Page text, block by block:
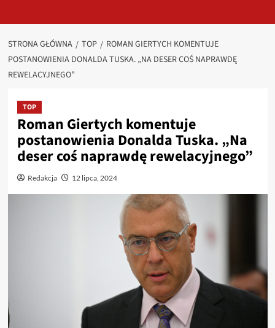
STRONA GŁÓWNA TOP
ROMAN GIERTYCH KOMENTUJE
POSTANOWIENIA DONALDA TUSKA. „NA DESER COŚ NAPRAWDĘ
REWELACYJNEGO”
TOP
Roman Giertych komentuje
postanowienia Donalda Tuska. „Na
deser coś naprawdę rewelacyjnego”
Redakcja 12 lipca, 2024